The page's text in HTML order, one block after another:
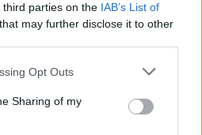
parties on the IAB’s List of
that may further disclose it to other
Opt Outs
Sharing of my